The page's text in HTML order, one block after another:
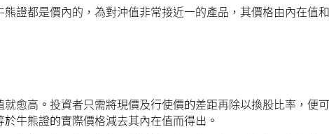
證都是價內的，為對沖值非常接近一的產品，其價格由內在值
愈高。投資者只需將現價及行使價的差距再除以換股比率，便
牛熊證的實際價格減去其內在值而得出。